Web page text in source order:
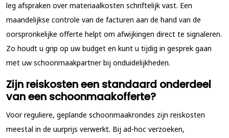
leg afspraken over materiaalkosten schriftelijk vast. Een
maandelijkse controle van de facturen aan de hand van de
oorspronkelijke offerte helpt om afwijkingen direct te signaleren.
Zo houdt u grip op uw budget en kunt u tijdig in gesprek gaan
met uw schoonmaakpartner bij onduidelijkheden.
Zijn reiskosten een standaard onderdeel
van een schoonmaakofferte?
Voor reguliere, geplande schoonmaakrondes zijn reiskosten
meestal in de uurprijs verwerkt. Bij ad-hoc verzoeken,